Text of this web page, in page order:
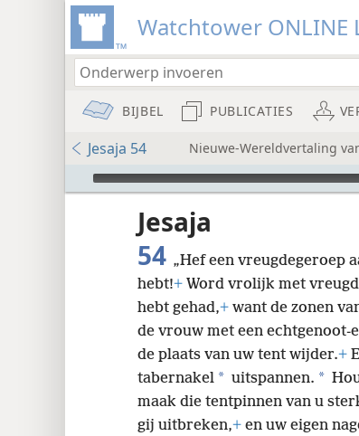
Watchtower ONLINE
BIJBEL PUBLICATIES
Jesaja 54 Nieuwe-Wereldvertaling
Audio Player
Jesaja
54 „Hef een vreugdegeroep
hebt!+ Word vrolijk met
hebt gehad,+ want de zonen
de vrouw met een echtgenoot-
de plaats van uw tent wijder.+
tabernakel * uitspannen. *
maak die tentpinnen van u
gij uitbreken,+ en uw eigen